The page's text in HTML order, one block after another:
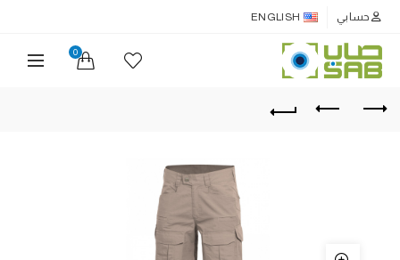
حسابي ENGLISH
0